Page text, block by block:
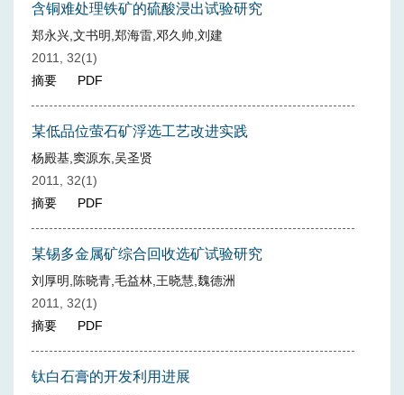
含铜难处理铁矿的硫酸浸出试验研究
郑永兴,文书明,郑海雷,邓久帅,刘建
2011, 32(1)
摘要
PDF
某低品位萤石矿浮选工艺改进实践
杨殿基,窦源东,吴圣贤
2011, 32(1)
摘要
PDF
某锡多金属矿综合回收选矿试验研究
刘厚明,陈晓青,毛益林,王晓慧,魏德洲
2011, 32(1)
摘要
PDF
钛白石膏的开发利用进展